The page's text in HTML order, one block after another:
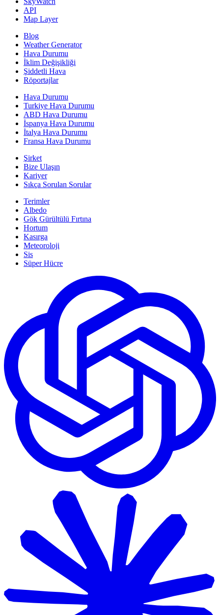
API
Map Layer
Blog
Weather Generator
Hava Durumu
İklim Değişikliği
Şiddetli Hava
Röportajlar
Hava Durumu
Turkiye Hava Durumu
ABD Hava Durumu
İspanya Hava Durumu
İtalya Hava Durumu
Fransa Hava Durumu
Şirket
Bize Ulaşın
Kariyer
Sıkça Sorulan Sorular
Terimler
Albedo
Gök Gürültülü Fırtına
Hortum
Kasırga
Meteoroloji
Sis
Süper Hücre